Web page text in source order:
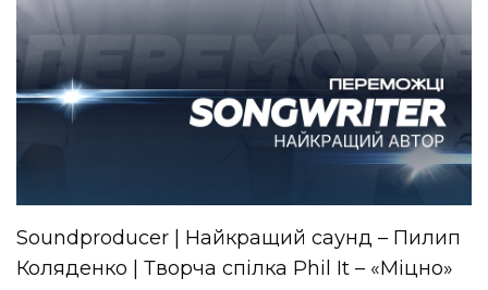
Soundproducer | Найкращий саунд – Пилип
Коляденко | Творча спілка Phil It – «Міцно»